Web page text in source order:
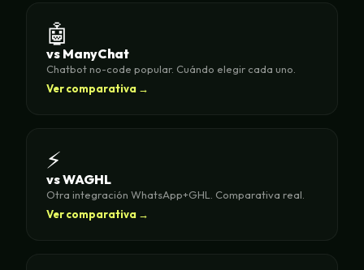
🤖
vs ManyChat
Chatbot no-code popular. Cuándo elegir cada uno.
Ver comparativa →
⚡
vs WAGHL
Otra integración WhatsApp+GHL. Comparativa real.
Ver comparativa →